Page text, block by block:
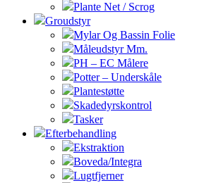
Plante Net / Scrog
Groudstyr
Mylar Og Bassin Folie
Måleudstyr Mm.
PH – EC Målere
Potter – Underskåle
Plantestøtte
Skadedyrskontrol
Tasker
Efterbehandling
Ekstraktion
Boveda/Integra
Lugtfjerner